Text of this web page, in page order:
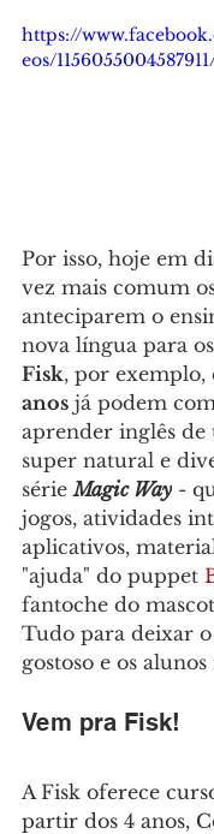
https://
eos/
Por isso, hoje em
vez mais comum
anteciparem o
nova língua para
Fisk, por exemplo,
anos já podem
aprender inglês
super natural e
série Magic Way -
jogos, atividades
aplicativos,
"ajuda" do puppet
fantoche do
Tudo para deixar
gostoso e os
Vem pra Fisk!
A Fisk oferece
partir dos 4 anos,